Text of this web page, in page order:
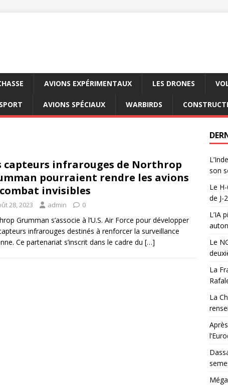
AVIONS EXPÉRIMENTAUX LES DRONES
AVIONS SPÉCIAUX WARBIRDS
capteurs infrarouges de Northrop
pourraient rendre les avions
invisibles
28, 2023 admin 0
Grumman s’associe à l’U.S. Air Force pour développer
infrarouges destinés à renforcer la surveillance
Ce partenariat s’inscrit dans le cadre du […]
son
Le
de J-
L’IA
Le
La
La